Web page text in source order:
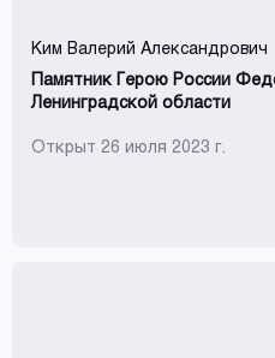
Ким Валерий Александрович
Памятник Герою России
Ленинградской области
Открыт 26 июля 2023 г.